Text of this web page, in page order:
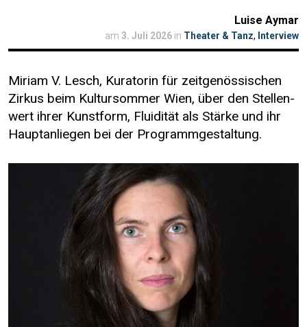
Luise Aymar
am 3. Juli 2026 in Theater & Tanz, Interview
Miriam V. Lesch, Kuratorin für zeit­genössischen
Zirkus beim Kultur­sommer Wien, über den Stellen­
wert ihrer Kunstform, Fluidität als Stärke und ihr
Haupt­anliegen bei der Programm­gestaltung.